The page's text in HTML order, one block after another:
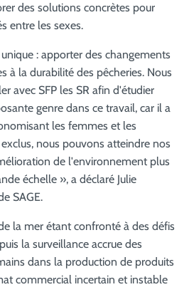
des solutions concrètes pour
entre les sexes.
: apporter des changements
à la durabilité des pêcheries. Nous
avec SFP les SR afin d'étudier
genre dans ce travail, car il a
les femmes et les
nous pouvons atteindre nos
de l'environnement plus
échelle », a déclaré Julie
SAGE.
la mer étant confronté à des défis
la surveillance accrue des
dans la production de produits
commercial incertain et instable